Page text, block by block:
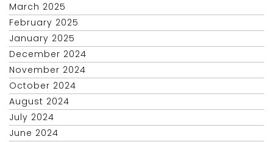
March 2025
February 2025
January 2025
December 2024
November 2024
October 2024
August 2024
July 2024
June 2024